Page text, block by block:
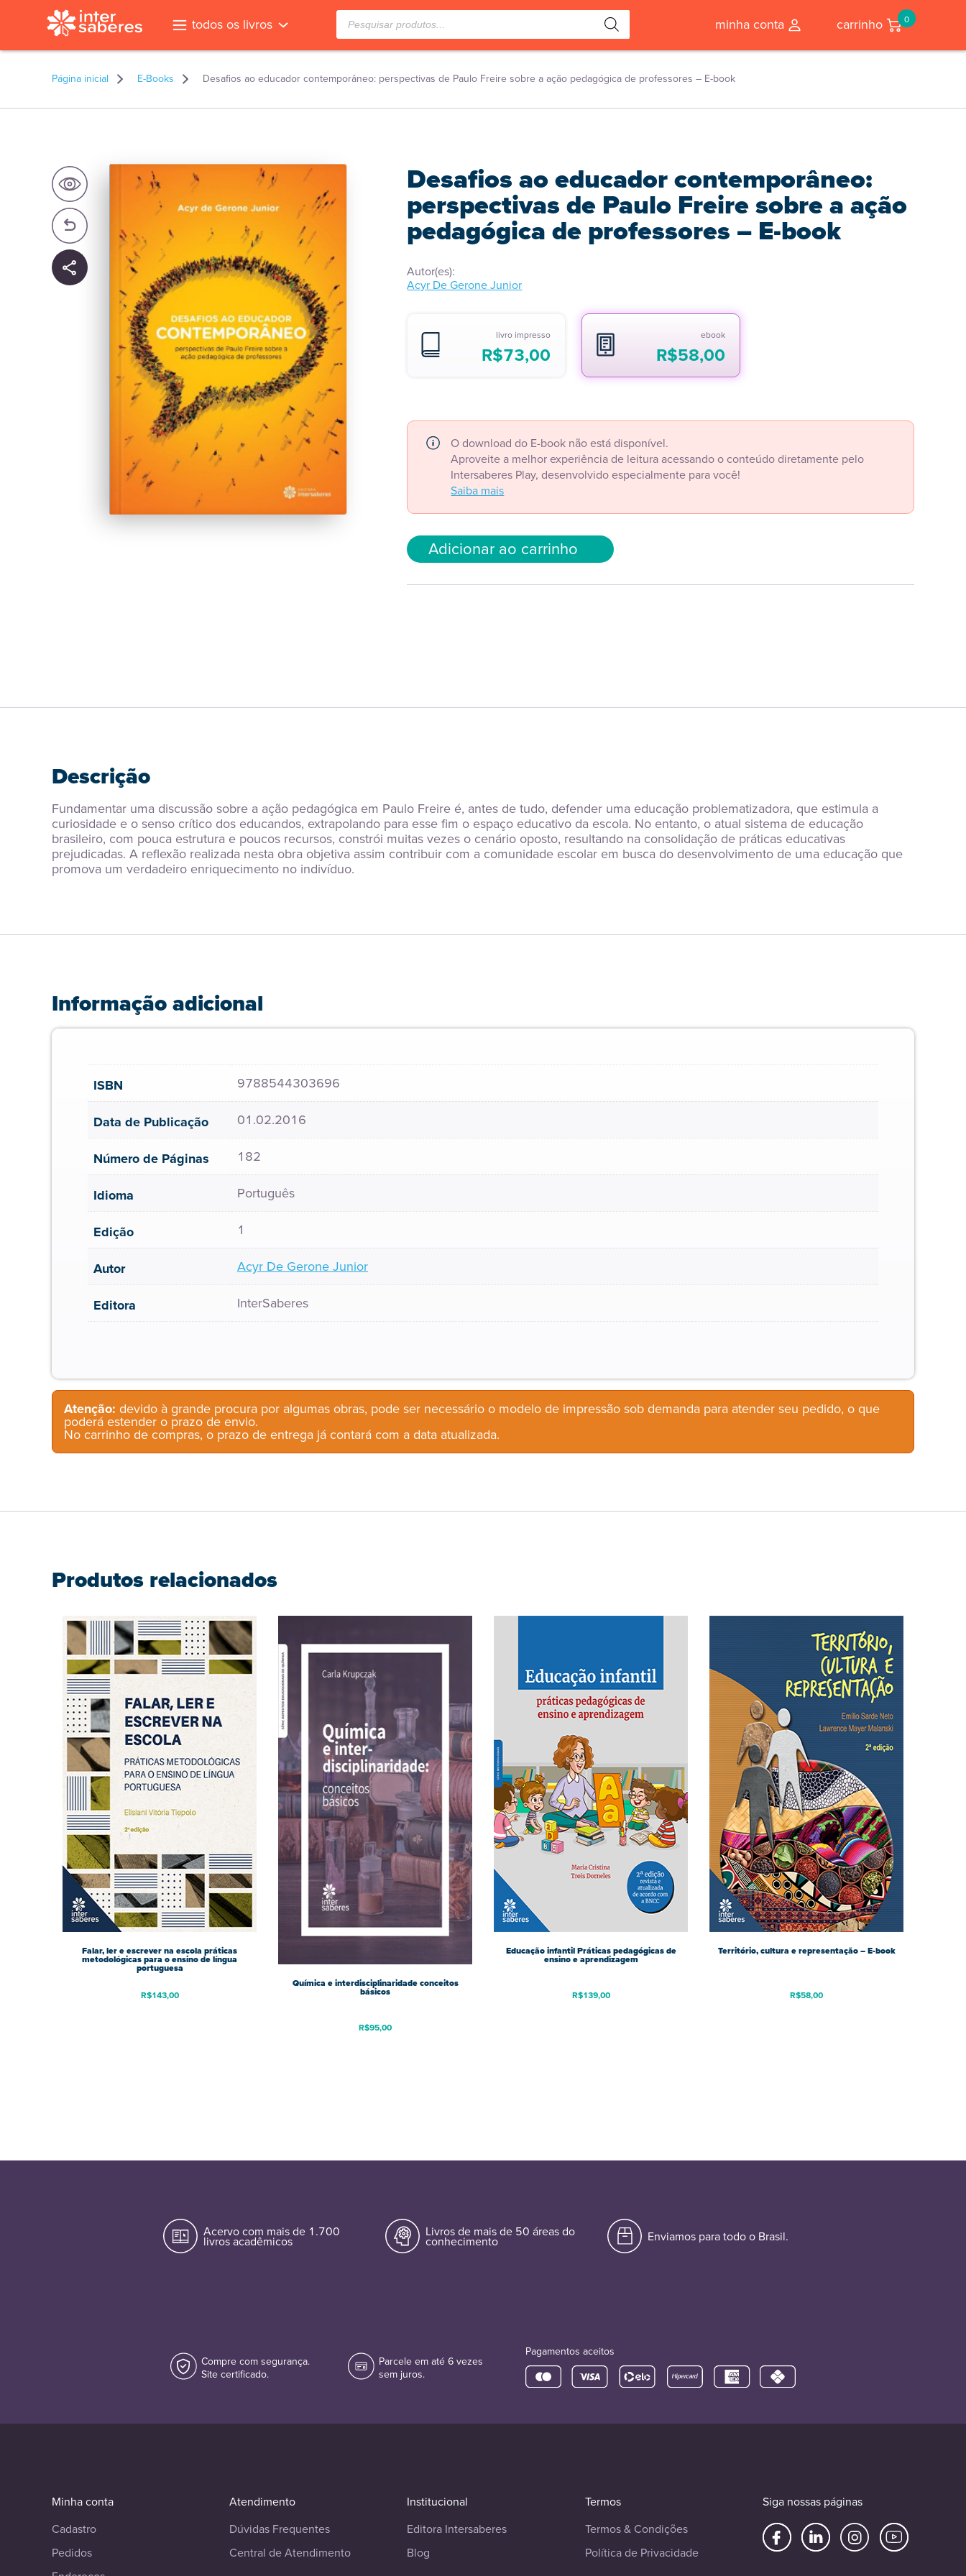
todos os livros Pesquisar
produtos minha conta carrinho 0
Página inicial E-Books Desafios ao educador contemporâneo: perspectivas de Paulo Freire sobre a ação pedagógica de professores – E-book
Desafios ao educador contemporâneo:
perspectivas de Paulo Freire sobre a ação
pedagógica de professores – E-book
Autor(es):
Acyr De Gerone Junior
livro impresso
R$73,00
ebook
R$58,00
O download do E-book não está disponível.
Aproveite a melhor experiência de leitura acessando o conteúdo diretamente pelo
Intersaberes Play, desenvolvido especialmente para você!
Saiba mais
Adicionar ao carrinho
Descrição
Fundamentar uma discussão sobre a ação pedagógica em Paulo Freire é, antes de tudo, defender uma educação problematizadora, que estimula a
curiosidade e o senso crítico dos educandos, extrapolando para esse fim o espaço educativo da escola. No entanto, o atual sistema de educação
brasileiro, com pouca estrutura e poucos recursos, constrói muitas vezes o cenário oposto, resultando na consolidação de práticas educativas
prejudicadas. A reflexão realizada nesta obra objetiva assim contribuir com a comunidade escolar em busca do desenvolvimento de uma educação que
promova um verdadeiro enriquecimento no indivíduo.
Informação adicional
ISBN 9788544303696
Data de Publicação 01.02.2016
Número de Páginas 182
Idioma Português
Edição 1
Autor Acyr De Gerone Junior
Editora InterSaberes
Atenção: devido à grande procura por algumas obras, pode ser necessário o modelo de impressão sob demanda para atender seu pedido, o que
poderá estender o prazo de envio.
No carrinho de compras, o prazo de entrega já contará com a data atualizada.
Produtos relacionados
Falar, ler e escrever na escola práticas
metodológicas para o ensino de língua
portuguesa
R$143,00
Química e interdisciplinaridade conceitos
básicos
R$95,00
Educação infantil Práticas pedagógicas de
ensino e aprendizagem
R$139,00
Território, cultura e representação – E-book
R$58,00
Acervo com mais de 1.700
livros acadêmicos
Livros de mais de 50 áreas do
conhecimento Enviamos para todo o Brasil.
Compre com segurança.
Site certificado.
Parcele em até 6 vezes
sem juros.
Pagamentos aceitos
Minha conta
Cadastro
Pedidos
Atendimento
Dúvidas Frequentes
Central de Atendimento
Institucional
Editora Intersaberes
Blog
Termos
Termos & Condições
Política de Privacidade
Siga nossas páginas